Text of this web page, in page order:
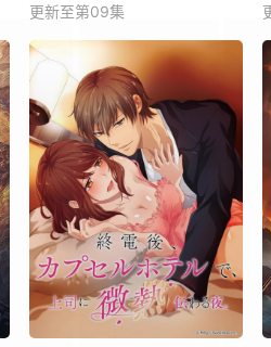
更新至第09集